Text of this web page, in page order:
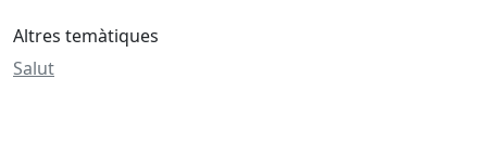
Altres temàtiques
Salut